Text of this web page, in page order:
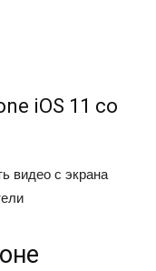
iOS 11 со
видео с экрана